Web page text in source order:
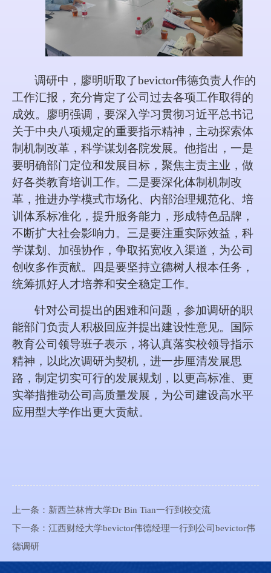
调研中，廖明听取了bevictor伟德负责人作的
工作汇报，充分肯定了公司过去各项工作取得的
成效。廖明强调，要深入学习贯彻习近平总书记
关于中央八项规定的重要指示精神，主动探索体
制机制改革，科学谋划各院发展。他指出，一是
要明确部门定位和发展目标，聚焦主责主业，做
好各类教育培训工作。二是要深化体制机制改
革，推进办学模式市场化、内部治理规范化、培
训体系标准化，提升服务能力，形成特色品牌，
不断扩大社会影响力。三是要注重实际效益，科
学谋划、加强协作，争取拓宽收入渠道，为公司
创收多作贡献。四是要坚持立德树人根本任务，
统筹抓好人才培养和安全稳定工作。
针对公司提出的困难和问题，参加调研的职
能部门负责人积极回应并提出建设性意见。
国际
教育公司领导班子表示，将认真落实校领导指示
精神，以此次调研为契机，进一步厘清发展思
路，制定切实可行的发展规划，以更高标准、更
实举措推动公司高质量发展，为公司建设高水平
应用型大学作出更大贡献。
上一条： 新西兰林肯大学Dr Bin Tian一行到校交流
下一条： 江西财经大学bevictor伟德经理一行到公司bevictor伟
德调研